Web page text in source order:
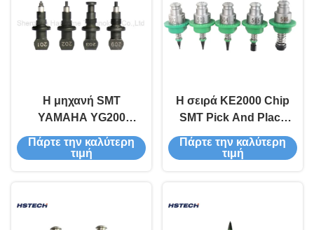
Η μηχανή SMT
YAMAHA YG200
Σφουγγάρι 201# 202#
209# 203#
Πάρτε την καλύτερη
τιμή
Η σειρά KE2000 Chip
SMT Pick And Place
Nozzle JUKI 502 503
504 505
Πάρτε την καλύτερη
τιμή